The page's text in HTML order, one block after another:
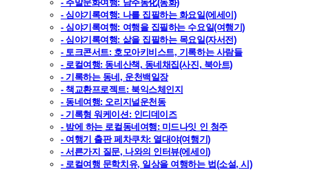
- 주말문화여행: 남주동化(동화)
- 심야기록여행: 나를 집필하는 화요일(에세이)
- 심야기록여행: 여행을 집필하는 수요일(여행기)
- 심야기록여행: 삶을 집필하는 목요일(자서전)
- 토크콘서트: 호모아키비스트, 기록하는 사람들
- 로컬여행: 동네산책, 동네채집(사진, 북아트)
- 기록하는 동네, 운천백일장
- 책교환프로젝트: 북익스체인지
- 동네여행: 오리지널운천동
- 기록형 워케이션: 인디데이즈
- 밤에 하는 로컬동네여행: 미드나잇 인 청주
- 여행기 출판 페차쿠차: 열대야(여행기)
- 서른가지 질문, 나와의 인터뷰(에세이)
- 로컬여행 문학치유, 일상을 여행하는 법(소설, 시)